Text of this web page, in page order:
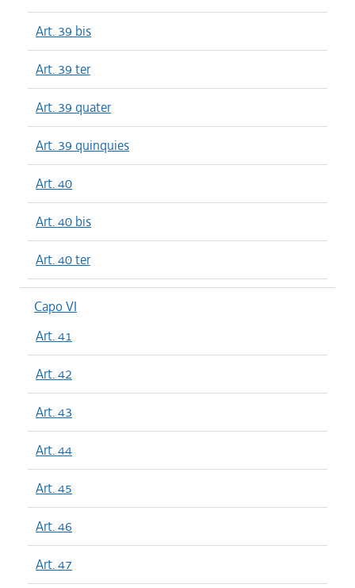
Art. 39 bis
Art. 39 ter
Art. 39 quater
Art. 39 quinquies
Art. 40
Art. 40 bis
Art. 40 ter
Capo VI
Art. 41
Art. 42
Art. 43
Art. 44
Art. 45
Art. 46
Art. 47